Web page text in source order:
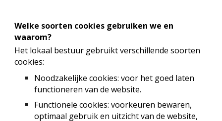
Welke soorten cookies gebruiken we en
waarom?
Het lokaal bestuur gebruikt verschillende soorten
cookies:
Noodzakelijke cookies: voor het goed laten
functioneren van de website.
Functionele cookies: voorkeuren bewaren,
optimaal gebruik en uitzicht van de website,